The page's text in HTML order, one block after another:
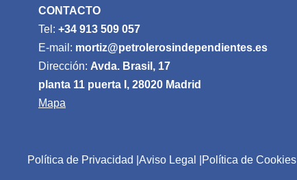
CONTACTO
Tel: +34 913 509 057
E-mail: mortiz@petrolerosindependientes.es
Dirección: Avda. Brasil, 17
planta 11 puerta I, 28020 Madrid
Mapa
Política de Privacidad Aviso Legal Política de Cookies